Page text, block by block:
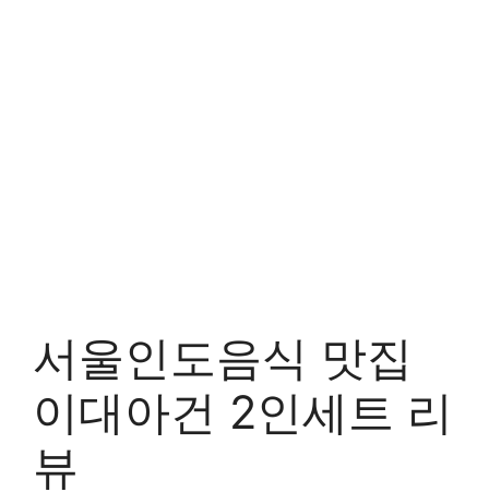
서울인도음식 맛집
이대아건 2인세트 리
뷰